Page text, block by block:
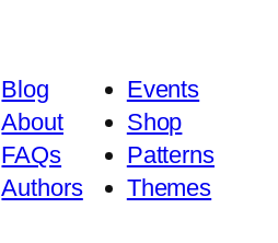
Blog
About
FAQs
Authors
Events
Shop
Patterns
Themes